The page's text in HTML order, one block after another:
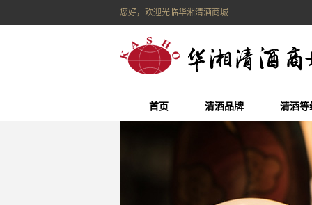
您好，欢迎光临华湘清酒商城
首页 清酒品牌 清酒等